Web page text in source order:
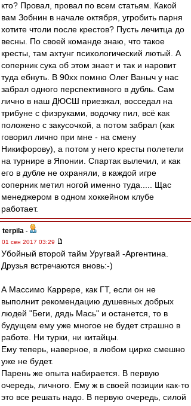
кто? Провал, провал по всем статьям. Какой
вам Зобнин в начале октября, угробить парня
хотите чтоли после крестов? Пусть лечитца до
весны. По своей команде знаю, что такое
кресты, там ахтунг психологический лютый. А
соперник сука об этом знает и так и наровит
туда ебнуть. В 90хх помню Олег Ваныч у нас
забрал одного перспективного в дубль. Сам
лично в наш ДЮСШ приезжал, восседал на
трибуне с физруками, водочку пил, всё как
положено с закусочкой, а потом забрал (как
говорил лично при мне - на смену
Никифорову), а потом у него кресты полетели
на турнире в Японии. Спартак вылечил, и как
его в дубле не охраняли, в каждой игре
соперник метил ногой именно туда..... Щас
менеджером в одном хоккейном клубе
работает.
terpila -
01 сен 2017 03:29
Убойный второй тайм Уругвай -Аргентина.
Друзья встречаются вновь:-)
А Массимо Каррере, как ГТ, если он не
выполнит рекомендацию душевных добрых
людей "Беги, дядь Мась" и останется, то в
будущем ему уже многое не будет страшно в
работе. Ни турки, ни китайцы.
Ему теперь, наверное, в любом цирке смешно
уже не будет.
Парень же опыта набирается. В первую
очередь, личного. Ему ж в своей позиции как-то
это все решать надо. В первую очередь, силой